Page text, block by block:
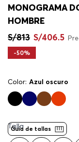
MONOGRAMA
HOMBRE
S/813 S/406.5
-50%
Color: Azul oscuro
Guía de tallas
Talla